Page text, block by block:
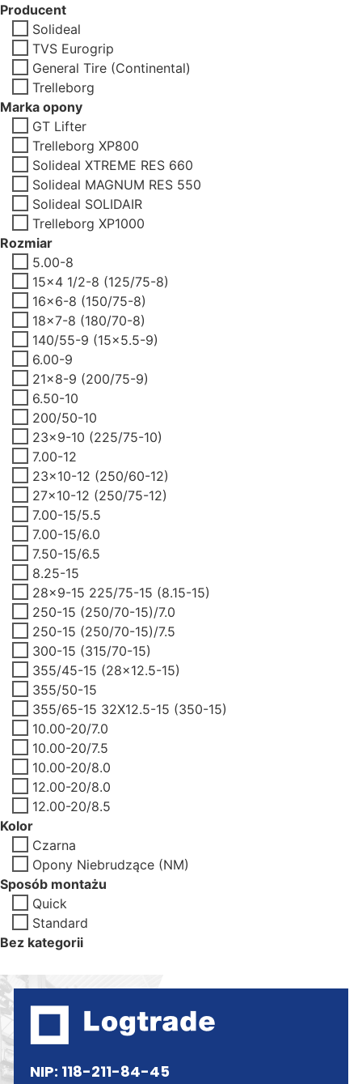
Producent
Solideal
TVS Eurogrip
General Tire (Continental)
Trelleborg
Marka opony
GT Lifter
Trelleborg XP800
Solideal XTREME RES 660
Solideal MAGNUM RES 550
Solideal SOLIDAIR
Trelleborg XP1000
Rozmiar
5.00-8
15x4 1/2-8 (125/75-8)
16x6-8 (150/75-8)
18x7-8 (180/70-8)
140/55-9 (15x5.5-9)
6.00-9
21x8-9 (200/75-9)
6.50-10
200/50-10
23x9-10 (225/75-10)
7.00-12
23x10-12 (250/60-12)
27x10-12 (250/75-12)
7.00-15/5.5
7.00-15/6.0
7.50-15/6.5
8.25-15
28x9-15 225/75-15 (8.15-15)
250-15 (250/70-15)/7.0
250-15 (250/70-15)/7.5
300-15 (315/70-15)
355/45-15 (28x12.5-15)
355/50-15
355/65-15 32X12.5-15 (350-15)
10.00-20/7.0
10.00-20/7.5
10.00-20/8.0
12.00-20/8.0
12.00-20/8.5
Kolor
Czarna
Opony Niebrudzące (NM)
Sposób montażu
Quick
Standard
Bez kategorii
NIP: 118-211-84-45